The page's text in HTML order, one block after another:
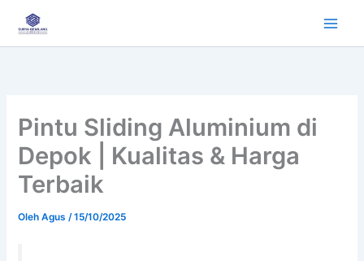
konten
Pintu Sliding Aluminium di
Depok | Kualitas & Harga
Terbaik
OlehAgus /15/10/2025